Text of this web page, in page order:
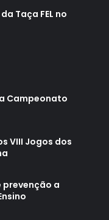
Taça FEL no
Campeonato
VIII Jogos dos
prevenção a